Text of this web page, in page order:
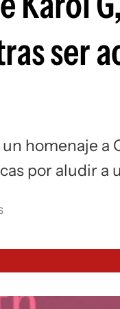
ser
homenaje a
por aludir a